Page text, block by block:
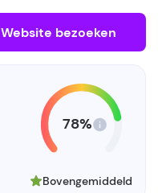
Website bezoeken
78%
Bovengemiddeld